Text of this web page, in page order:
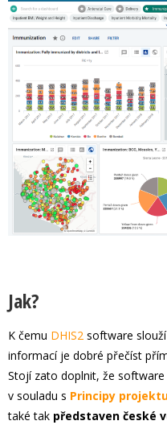
Jak?
K čemu DHIS2 software
informací je dobré přečíst
Stojí zato doplnit, že software
v souladu s Principy
také tak představen české